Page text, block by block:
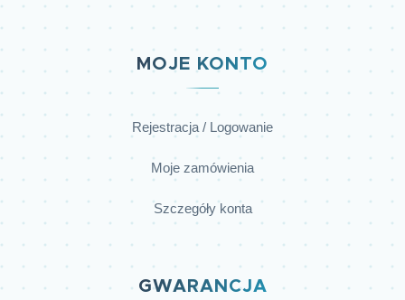
MOJE KONTO
Rejestracja / Logowanie
Moje zamówienia
Szczegóły konta
GWARANCJA